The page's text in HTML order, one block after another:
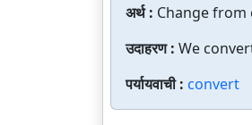
अर्थ : Change from
उदाहरण : We
पर्यायवाची : convert